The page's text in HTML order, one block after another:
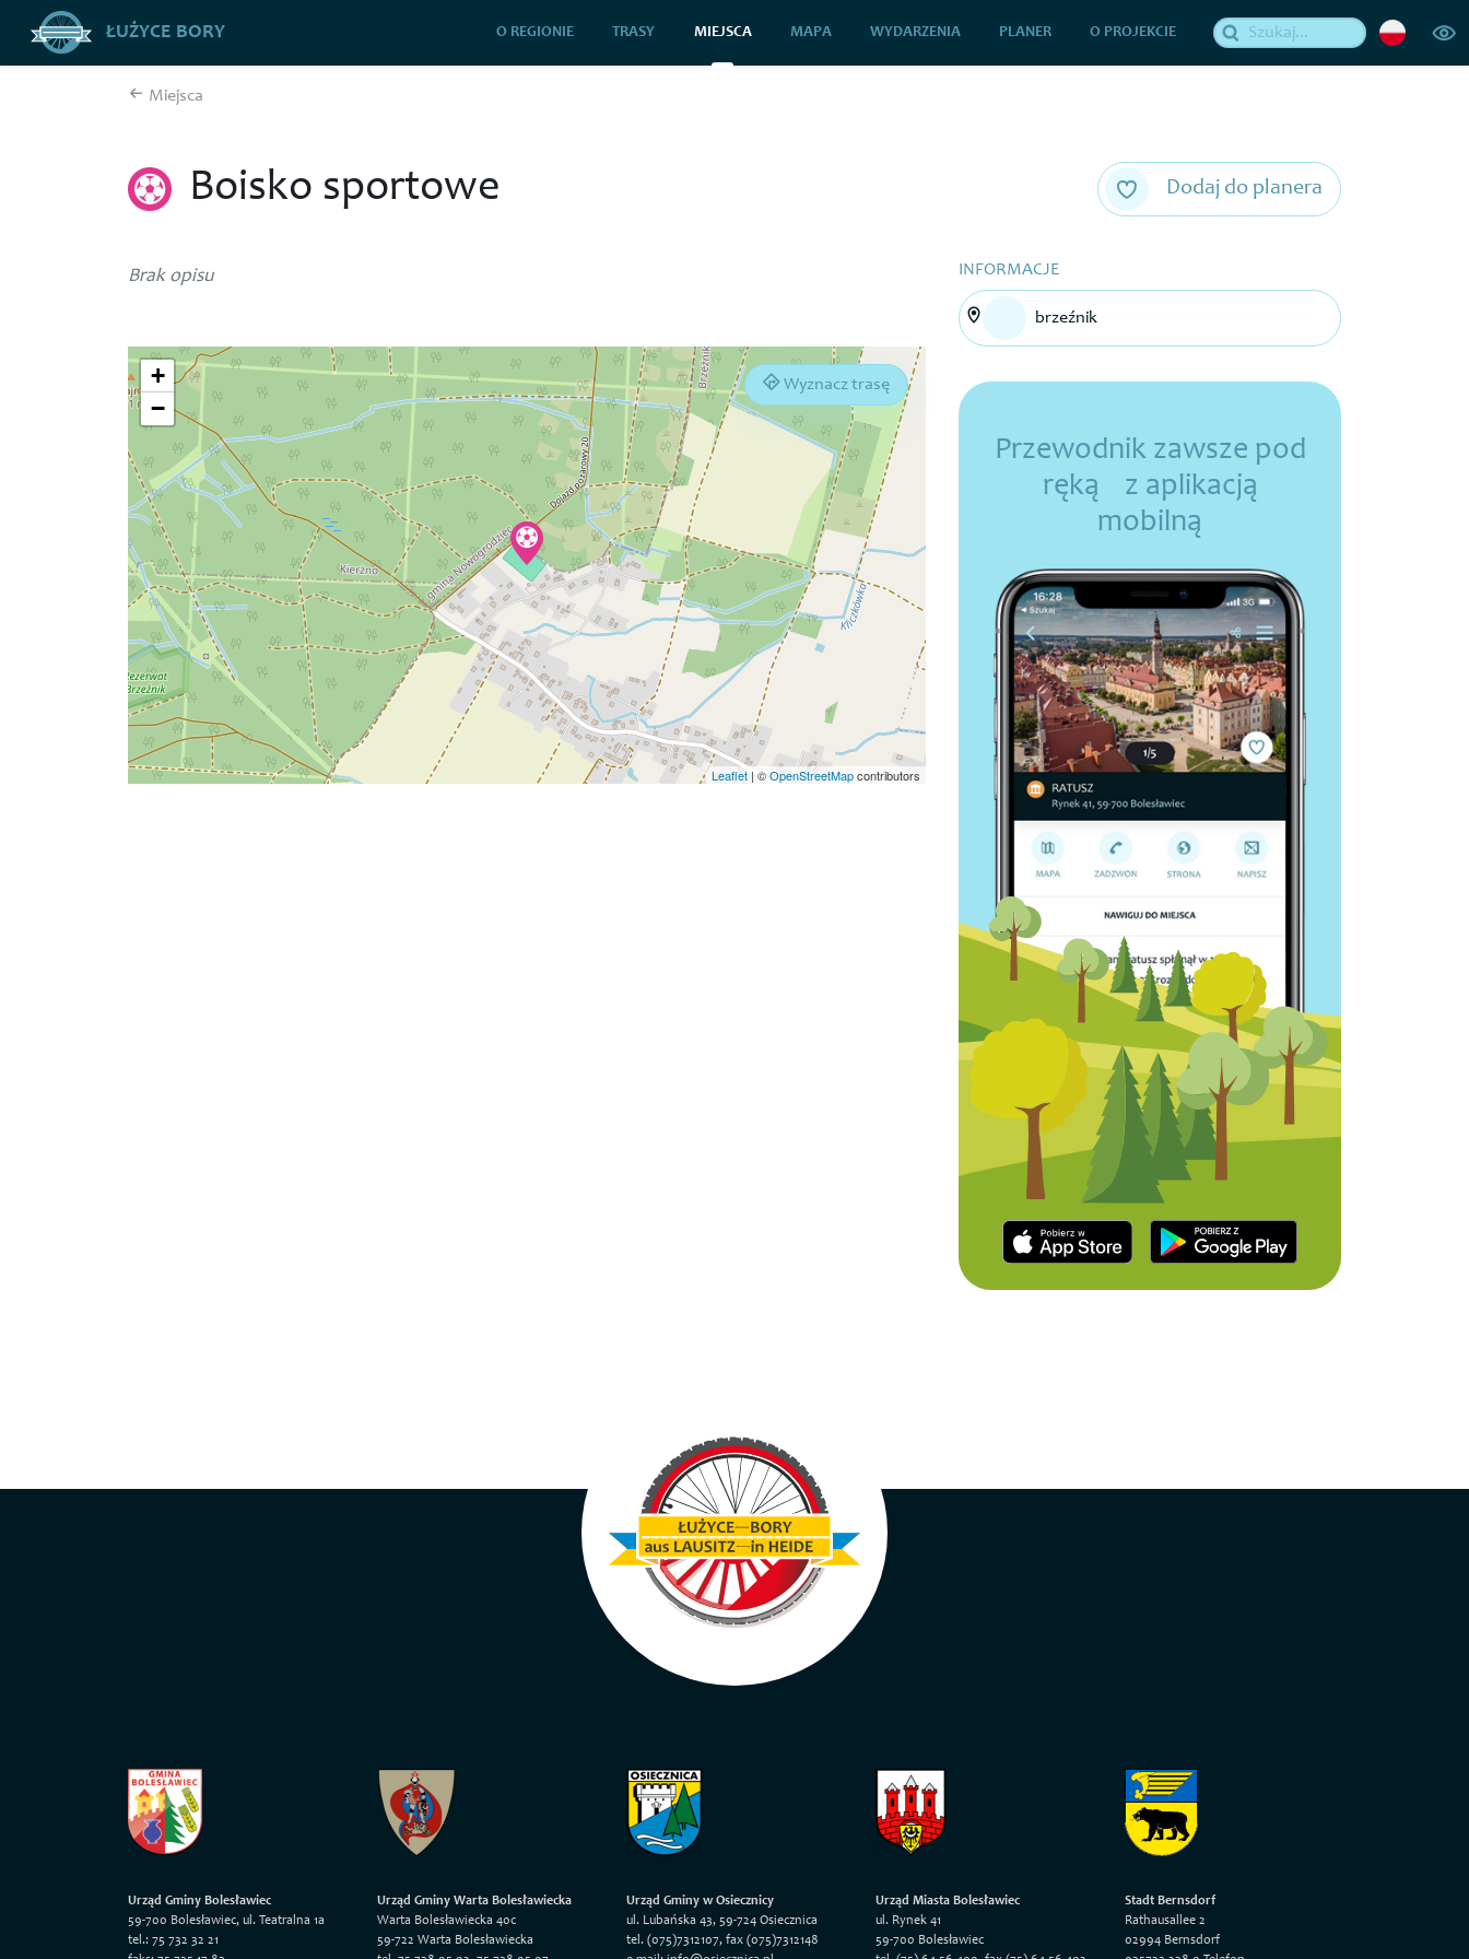
ŁUŻYCE BORY O REGIONIE TRASY MIEJSCA MAPA WYDARZENIA PLANER O PROJEKCIE
Miejsca
Boisko sportowe Dodaj do planera
Brak opisu
Wyznacz trasę
+
−
Leaflet | ©OpenStreetMapcontributors
INFORMACJE
brzeźnik
Przewodnik zawsze pod
ręką z aplikacją
mobilną
Urząd Gminy Bolesławiec
59-700 Bolesławiec, ul. Teatralna 1a
tel.: 75 732 32 21
Urząd Gminy Warta Bolesławiecka
Warta Bolesławiecka 40c
59-722 Warta Bolesławiecka
Urząd Gminy w Osiecznicy
ul. Lubańska 43, 59-724 Osiecznica
tel. (075)7312107, fax (075)7312148
Urząd Miasta Bolesławiec
ul. Rynek 41
59-700 Bolesławiec
Stadt Bernsdorf
Rathausallee 2
02994 Bernsdorf